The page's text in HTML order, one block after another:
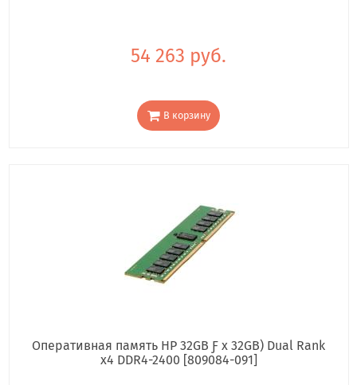
54 263 руб.
В корзину
Оперативная память HP 32GB Ƒ x 32GB) Dual Rank
x4 DDR4-2400 [809084-091]